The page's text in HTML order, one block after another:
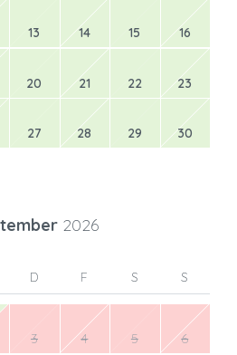
13 14 15 16
20 21 22 23
27 28 29 30
2026
D F S S
3 4 5 6